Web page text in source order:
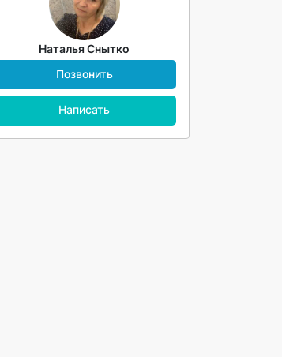
Наталья Снытко
Позвонить
Написать